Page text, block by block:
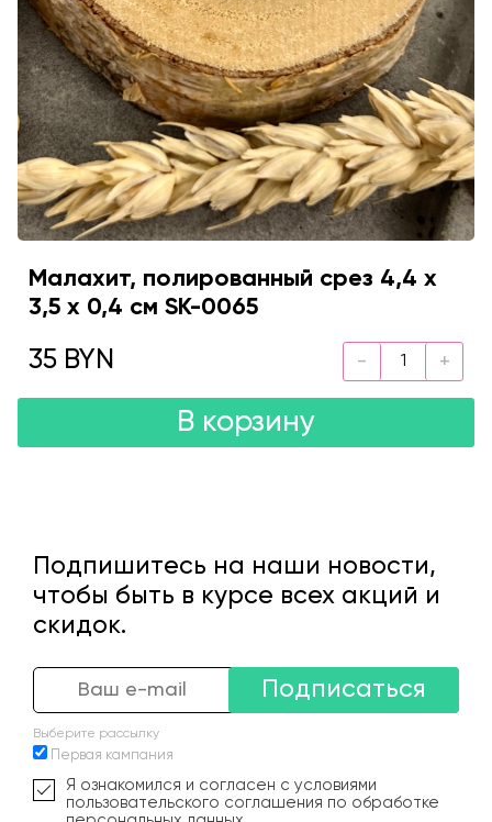
Малахит, полированный срез 4,4 х
3,5 х 0,4 см SK-0065
35 BYN
В корзину
Подпишитесь на наши новости,
чтобы быть в курсе всех акций и
скидок.
Подписаться
Выберите рассылку
Первая кампания
Я ознакомился и согласен с условиями
пользовательского соглашения по обработке